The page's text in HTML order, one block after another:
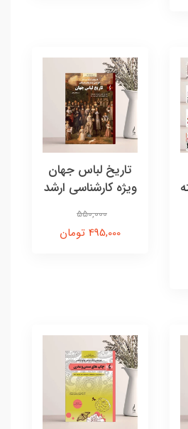
تاریخ لباس جهان
ویژه کارشناسی ارشد
550,000
495,000 تومان